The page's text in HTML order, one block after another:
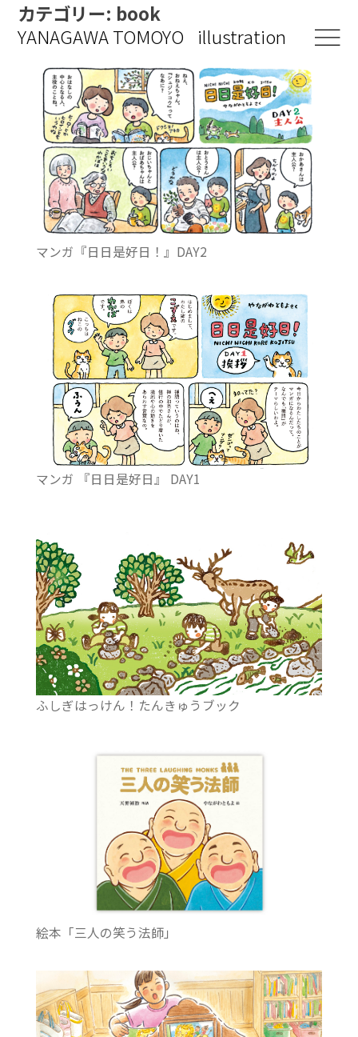
YANAGAWATOMOYO illustration
works
about
contact
shop
カテゴリー: book
マンガ『日日是好日！』DAY2
マンガ 『日日是好日』 DAY1
ふしぎはっけん！たんきゅうブック
絵本「三人の笑う法師」